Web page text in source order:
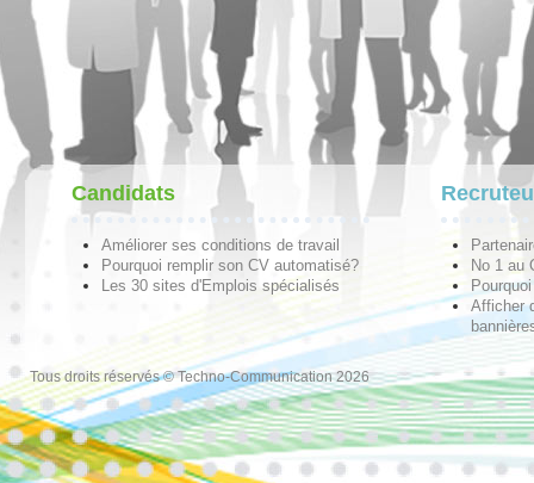
Candidats
Améliorer ses conditions de travail
Pourquoi remplir son CV automatisé?
Les 30 sites d'Emplois spécialisés
No 1 au
Afficher
Tous droits réservés © Techno-Communication 2026